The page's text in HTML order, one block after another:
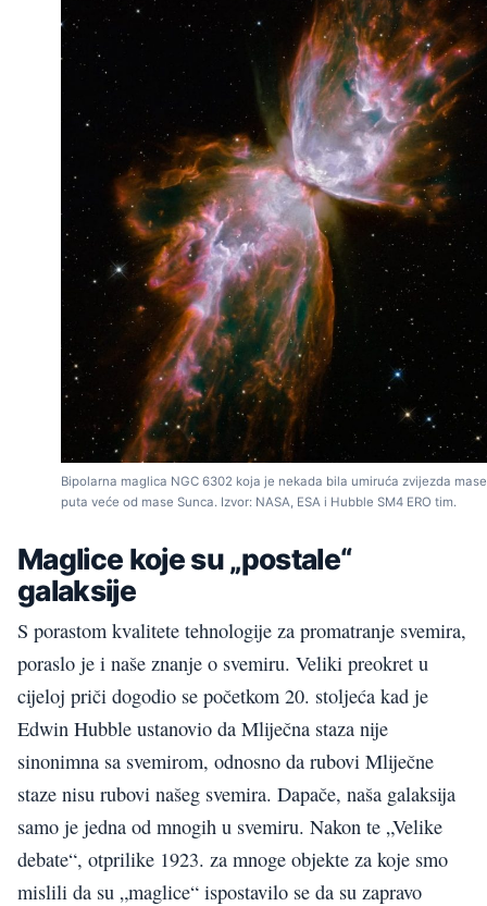
Bipolarna maglica NGC 6302 koja je nekada bila umiruća zvijezda
puta veće od mase Sunca. Izvor: NASA, ESA i Hubble SM4 ERO tim.
Maglice koje su „postale“
galaksije
S porastom kvalitete tehnologije za promatranje svemira,
poraslo je i naše znanje o svemiru. Veliki preokret u
cijeloj priči dogodio se početkom 20. stoljeća kad je
Edwin Hubble ustanovio da Mliječna staza nije
sinonimna sa svemirom, odnosno da rubovi Mliječne
staze nisu rubovi našeg svemira. Dapače, naša galaksija
samo je jedna od mnogih u svemiru. Nakon te „Velike
debate“, otprilike 1923. za mnoge objekte za koje smo
mislili da su „maglice“ ispostavilo se da su zapravo